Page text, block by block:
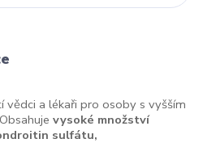
vědci a lékaři pro osoby s vyšším
vysoké množství
sulfátu,